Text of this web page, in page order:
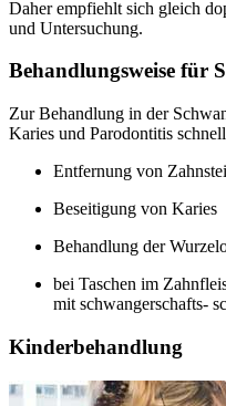
Daher empfiehlt sich gleich
und Untersuchung.
Behandlungsweise für
Zur Behandlung in der
Karies und Parodontitis
Entfernung von
Beseitigung von Karies
Behandlung der
bei Taschen im
mit schwangerschafts-
Kinderbehandlung